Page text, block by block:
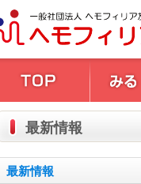
最新情報
最新情報